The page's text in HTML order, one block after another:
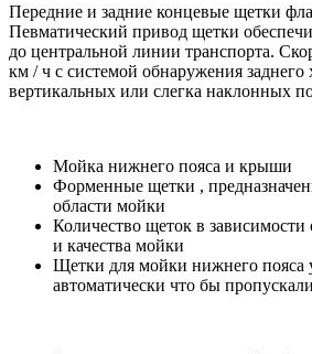
Передние и задние концевые щетки
Певматический привод щетки
до центральной линии транспорта.
км / ч с системой обнаружения заднего
вертикальных или слегка наклонных
Мойка нижнего пояса и крыши
Форменные щетки ,
области мойки
Количество щеток в зависимости
и качества мойки
Щетки для мойки нижнего пояса
автоматически что бы